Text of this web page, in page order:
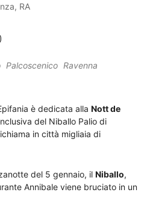
RA
Palcoscenico Ravenna
è dedicata alla Nott de
del Niballo Palio di
in città migliaia di
del 5 gennaio, il Niballo,
Annibale viene bruciato in un